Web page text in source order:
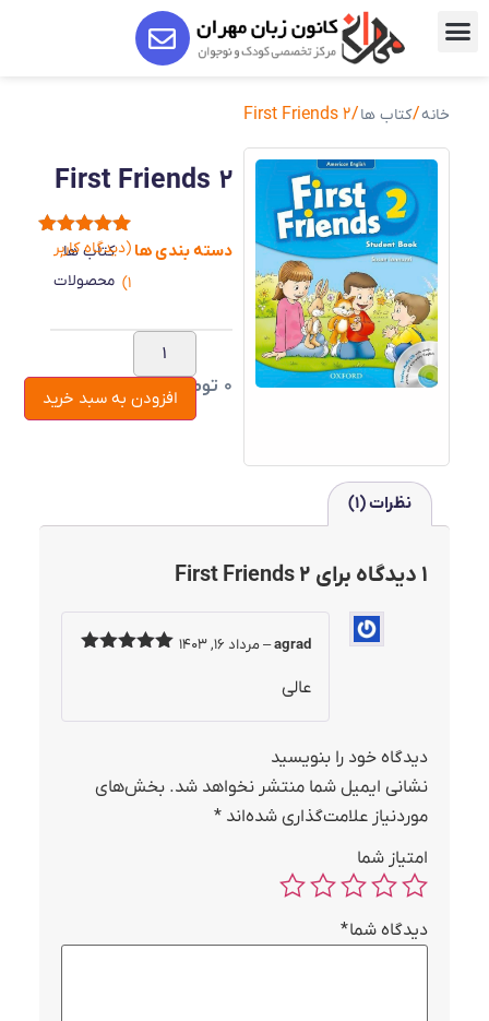
خانه/کتاب ها/ First Friends 2
First Friends 2
دسته بندی ها کتاب ها,
محصولات
امتیاز5.00
1
مشتری
(دیدگاه کاربر
1
)
0 تومانافزودن به سبد خرید
نظرات (1)
1 دیدگاه برای First Friends 2
agrad
–مرداد 16, 1403
عالی
دیدگاه خود را بنویسید
نشانی ایمیل شما منتشر نخواهد شد. بخش‌های
موردنیاز علامت‌گذاری شده‌اند *
امتیاز شما
دیدگاه شما*